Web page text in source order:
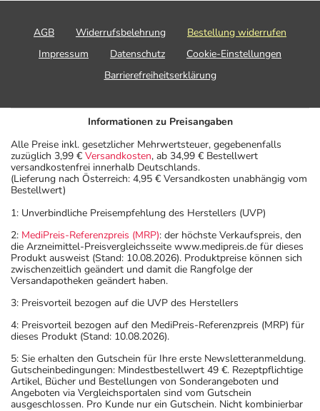
AGB Widerrufsbelehrung
Bestellung widerrufen
Impressum
Datenschutz
Cookie-Einstellungen
Barrierefreiheitserklärung
Informationen zu Preisangaben
Alle Preise inkl. gesetzlicher Mehrwertsteuer, gegebenenfalls
zuzüglich 3,99 € Versandkosten, ab 34,99 € Bestellwert
versandkostenfrei innerhalb Deutschlands.
(Lieferung nach Österreich: 4,95 € Versandkosten unabhängig vom
Bestellwert)
1: Unverbindliche Preisempfehlung des Herstellers (UVP)
2: MediPreis-Referenzpreis (MRP): der höchste Verkaufspreis, den
die Arzneimittel-Preisvergleichsseite www.medipreis.de für dieses
Produkt ausweist (Stand: 10.08.2026). Produktpreise können sich
zwischenzeitlich geändert und damit die Rangfolge der
Versandapotheken geändert haben.
3: Preisvorteil bezogen auf die UVP des Herstellers
4: Preisvorteil bezogen auf den MediPreis-Referenzpreis (MRP) für
dieses Produkt (Stand: 10.08.2026).
5: Sie erhalten den Gutschein für Ihre erste Newsletteranmeldung.
Gutscheinbedingungen: Mindestbestellwert 49 €. Rezeptpflichtige
Artikel, Bücher und Bestellungen von Sonderangeboten und
Angeboten via Vergleichsportalen sind vom Gutschein
ausgeschlossen. Pro Kunde nur ein Gutschein. Nicht kombinierbar